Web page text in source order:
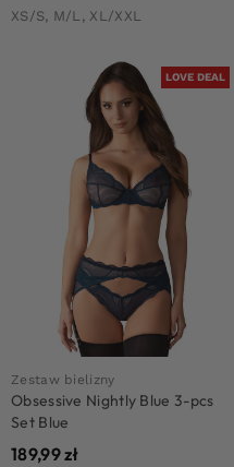
XS/S, M/L, XL/XXL
LOVE DEAL
Zestaw bielizny
Obsessive Nightly Blue 3-pcs
Set Blue
189,99zł